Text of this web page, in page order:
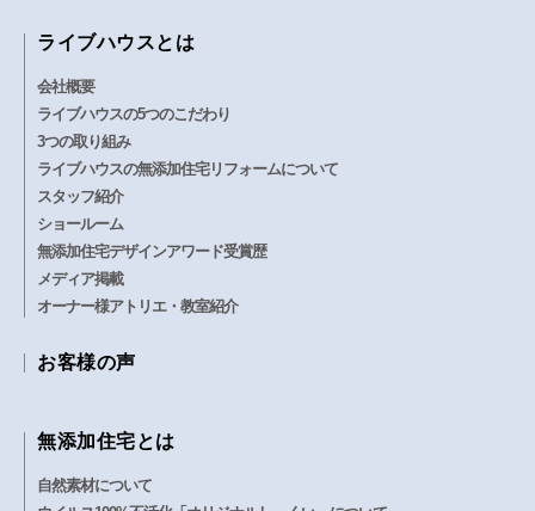
ライブハウスとは
会社概要
ライブハウスの5つのこだわり
3つの取り組み
ライブハウスの無添加住宅リフォームについて
スタッフ紹介
ショールーム
無添加住宅デザインアワード受賞歴
メディア掲載
オーナー様アトリエ・教室紹介
お客様の声
無添加住宅とは
自然素材について